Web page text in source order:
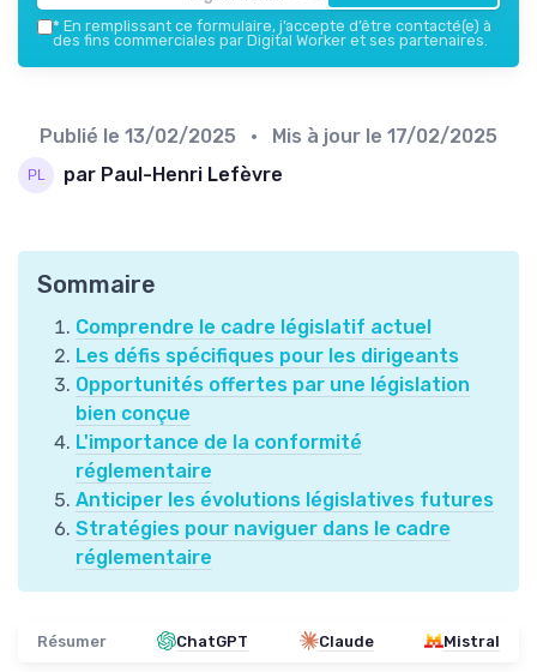
* En remplissant ce formulaire, j’accepte d’être contacté(e) à
des fins commerciales par Digital Worker et ses partenaires.
Publié le 13/02/2025 • Mis à jour le 17/02/2025
par Paul-Henri Lefèvre
Sommaire
Comprendre le cadre législatif actuel
Les défis spécifiques pour les dirigeants
Opportunités offertes par une législation
bien conçue
L'importance de la conformité
réglementaire
Anticiper les évolutions législatives futures
Stratégies pour naviguer dans le cadre
réglementaire
Résumer ChatGPT Claude Mistral